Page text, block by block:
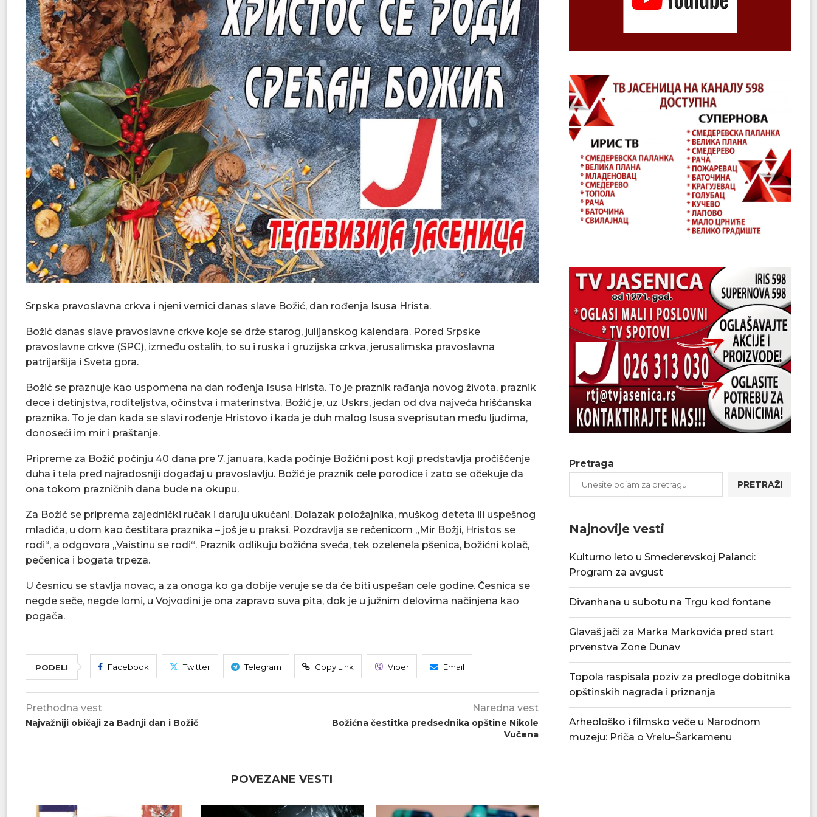
Srpska pravoslavna crkva i njeni vernici danas slave Božić, dan rođenja Isusa Hrista.
Božić danas slave pravoslavne crkve koje se drže starog, julijanskog kalendara. Pored Srpske
pravoslavne crkve (SPC), između ostalih, to su i ruska i gruzijska crkva, jerusalimska pravoslavna
patrijaršija i Sveta gora.
Božić se praznuje kao uspomena na dan rođenja Isusa Hrista. To je praznik rađanja novog života, praznik
dece i detinjstva, roditeljstva, očinstva i materinstva. Božić je, uz Uskrs, jedan od dva najveća hrišćanska
praznika. To je dan kada se slavi rođenje Hristovo i kada je duh malog Isusa sveprisutan među ljudima,
donoseći im mir i praštanje.
Pripreme za Božić počinju 40 dana pre 7. januara, kada počinje Božićni post koji predstavlja pročišćenje
duha i tela pred najradosniji događaj u pravoslavlju. Božić je praznik cele porodice i zato se očekuje da
ona tokom prazničnih dana bude na okupu.
Za Božić se priprema zajednički ručak i daruju ukućani. Dolazak položajnika, muškog deteta ili uspešnog
mladića, u dom kao čestitara praznika – još je u praksi. Pozdravlja se rečenicom „Mir Božji, Hristos se
rodi“, a odgovora „Vaistinu se rodi“. Praznik odlikuju božićna sveća, tek ozelenela pšenica, božićni kolač,
pečenica i bogata trpeza.
U česnicu se stavlja novac, a za onoga ko ga dobije veruje se da će biti uspešan cele godine. Česnica se
negde seče, negde lomi, u Vojvodini je ona zapravo suva pita, dok je u južnim delovima načinjena kao
pogača.
PODELI Facebook Twitter Telegram Copy Link Viber Email
Prethodna vest
Najvažniji običaji za Badnji dan i Božič
Naredna vest
Božićna čestitka predsednika opštine Nikole
Vučena
POVEZANE VESTI
Pretraga
PRETRAŽI
Najnovije vesti
Kulturno leto u Smederevskoj Palanci:
Program za avgust
Divanhana u subotu na Trgu kod fontane
Glavaš jači za Marka Markovića pred start
prvenstva Zone Dunav
Topola raspisala poziv za predloge dobitnika
opštinskih nagrada i priznanja
Arheološko i filmsko veče u Narodnom
muzeju: Priča o Vrelu–Šarkamenu